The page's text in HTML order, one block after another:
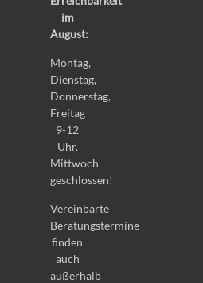
im
August:
Montag,
Dienstag,
Donnerstag,
Freitag
9-12
Uhr.
Mittwoch
geschlossen!
Vereinbarte
Beratungstermine
finden
auch
außerhalb